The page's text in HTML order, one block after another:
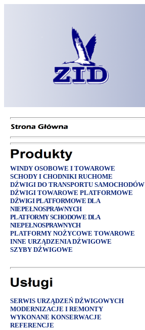
WINDY OSOBOWE I TOWAROWE
SCHODY I CHODNIKI RUCHOME
DŹWIGI DO TRANSPORTU SAMOCHODÓW
DŹWIGI TOWAROWE PLATFORMOWE
DŹWIGI PLATFORMOWE DLA
NIEPEŁNOSPRAWNYCH
PLATFORMY SCHODOWE DLA
NIEPEŁNOSPRAWNYCH
PLATFORMY NOŻYCOWE TOWAROWE
INNE URZĄDZENIA DŹWIGOWE
SZYBY DŹWIGOWE
SERWIS URZĄDZEŃ DŹWIGOWYCH
MODERNIZACJE I REMONTY
WYKONANE KONSERWACJE
REFERENCJE